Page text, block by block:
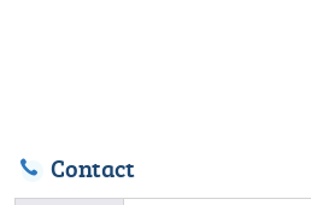
Contact